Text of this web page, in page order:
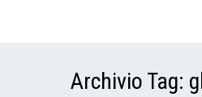
Archivio Tag: